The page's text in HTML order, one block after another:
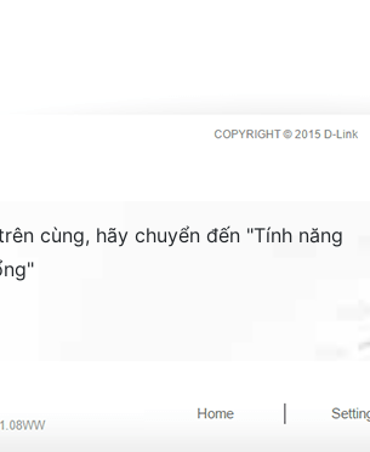
cùng, hãy chuyển đến "Tính năng